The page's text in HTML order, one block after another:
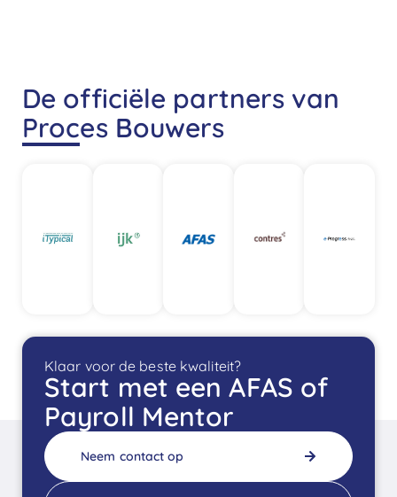
De officiële partners van
Proces Bouwers
Klaar voor de beste kwaliteit?
Start met een AFAS of
Payroll Mentor
Neem contact op